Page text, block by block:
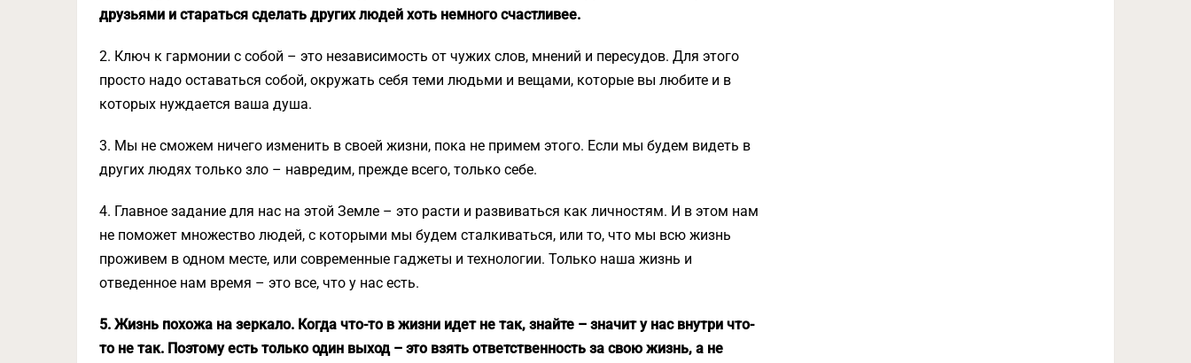
друзьями и стараться сделать других людей хоть немного счастливее.
2. Ключ к гармонии с собой – это независимость от чужих слов, мнений и пересудов. Для этого
просто надо оставаться собой, окружать себя теми людьми и вещами, которые вы любите и в
которых нуждается ваша душа.
3. Мы не сможем ничего изменить в своей жизни, пока не примем этого. Если мы будем видеть в
других людях только зло – навредим, прежде всего, только себе.
4. Главное задание для нас на этой Земле – это расти и развиваться как личностям. И в этом нам
не поможет множество людей, с которыми мы будем сталкиваться, или то, что мы всю жизнь
проживем в одном месте, или современные гаджеты и технологии. Только наша жизнь и
отведенное нам время – это все, что у нас есть.
5. Жизнь похожа на зеркало. Когда что-то в жизни идет не так, знайте – значит у нас внутри что-
то не так. Поэтому есть только один выход – это взять ответственность за свою жизнь, а не